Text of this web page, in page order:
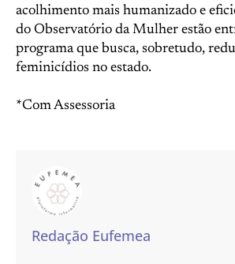
acolhimento mais humanizado e
do Observatório da Mulher estão
programa que busca, sobretudo,
feminicídios no estado.
*Com Assessoria
Redação Eufemea